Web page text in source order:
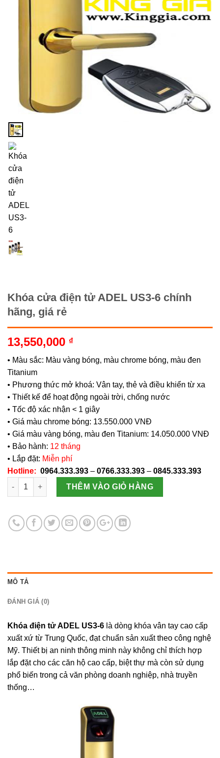
Khóa cửa điện tử ADEL US3-6 chính
hãng, giá rẻ
13,550,000 ₫
• Màu sắc: Màu vàng bóng, màu chrome bóng, màu đen
Titanium
• Phương thức mở khoá: Vân tay, thẻ và điều khiển từ xa
• Thiết kế để hoạt động ngoài trời, chống nước
• Tốc độ xác nhận < 1 giây
• Giá màu chrome bóng: 13.550.000 VNĐ
• Giá màu vàng bóng, màu đen Titanium: 14.050.000 VNĐ
• Bảo hành: 12 tháng
• Lắp đặt: Miễn phí
Hotline: 0964.333.393 – 0766.333.393 – 0845.333.393
Khóa cửa điện tử ADEL US3-6 chính hãng, giá rẻ số lượng
THÊM VÀO GIỎ HÀNG
MÔ TẢ
ĐÁNH GIÁ (0)
Khóa điện tử ADEL US3-6 là dòng khóa vân tay cao cấp
xuất xứ từ Trung Quốc, đạt chuẩn sản xuất theo công nghệ
Mỹ. Thiết bị an ninh thông minh này không chỉ thích hợp
lắp đặt cho các căn hộ cao cấp, biệt thự mà còn sử dụng
phổ biến trong cả văn phòng doanh nghiệp, nhà truyền
thống…